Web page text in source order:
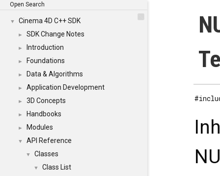
Open Search
▼ Cinema 4D C++ SDK
► SDK Change Notes
► Introduction
► Foundations
► Data & Algorithms
► Application Development
► 3D Concepts
► Handbooks
► Modules
▼ API Reference
▼ Classes
▼ Class List